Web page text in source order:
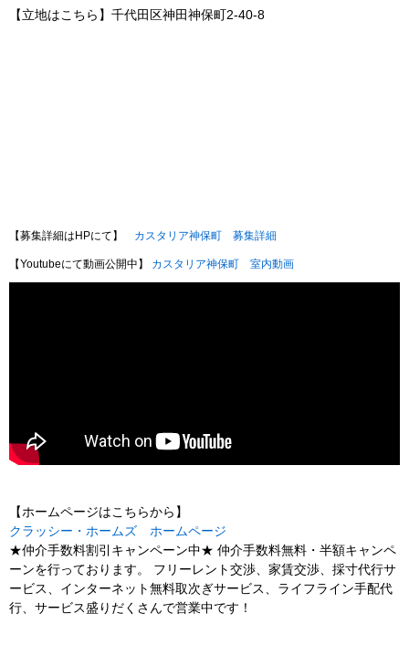
【立地はこちら】千代田区神田神保町2-40-8
【募集詳細はHPにて】 カスタリア神保町 募集詳細
【Youtubeにて動画公開中】 カスタリア神保町 室内動画
【ホームページはこちらから】
クラッシー・ホームズ ホームページ
★仲介手数料割引キャンペーン中★ 仲介手数料無料・半額キャンペ
ーンを行っております。 フリーレント交渉、家賃交渉、採寸代行サ
ービス、インターネット無料取次ぎサービス、ライフライン手配代
行、サービス盛りだくさんで営業中です！